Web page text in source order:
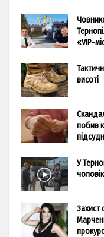
«VIP-
висоті
побив
У
Захист